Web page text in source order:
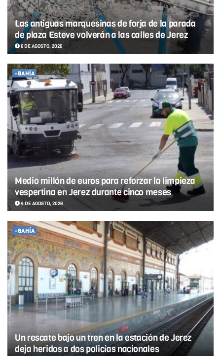
Las antiguas marquesinas de forja de la parada
de plaza Esteve volverán a las calles de Jerez
6 DE AGOSTO, 2026
-BAHÍA
Medio millón de euros para reforzar la limpieza
vespertina en Jerez durante cinco meses
4 DE AGOSTO, 2026
-BAHÍA
Un rescate bajo un tren en la estación de Jerez
deja heridos a dos policías nacionales